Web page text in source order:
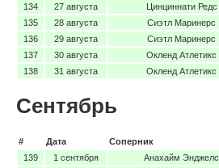
134
27 августа Цинциннати Редс
135
28 августа Сиэтл Маринерс
136
29 августа Сиэтл Маринерс
137
30 августа Окленд Атлетикс
138
31 августа Окленд Атлетикс
Сентябрь
# Дата Соперник
139
1 сентября Анахайм Энджелс